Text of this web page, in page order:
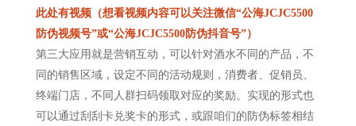
此处有视频（想看视频内容可以关注微信“公海JCJC5500
防伪视频号”或“公海JCJC5500防伪抖音号”）
第三大应用就是营销互动，可以针对酒水不同的产品，不
同的销售区域，设定不同的活动规则，消费者、促销员、
终端门店，不同人群扫码领取对应的奖励。实现的形式也
可以通过刮刮卡兑奖卡的形式，或跟咱们的防伪标签相结